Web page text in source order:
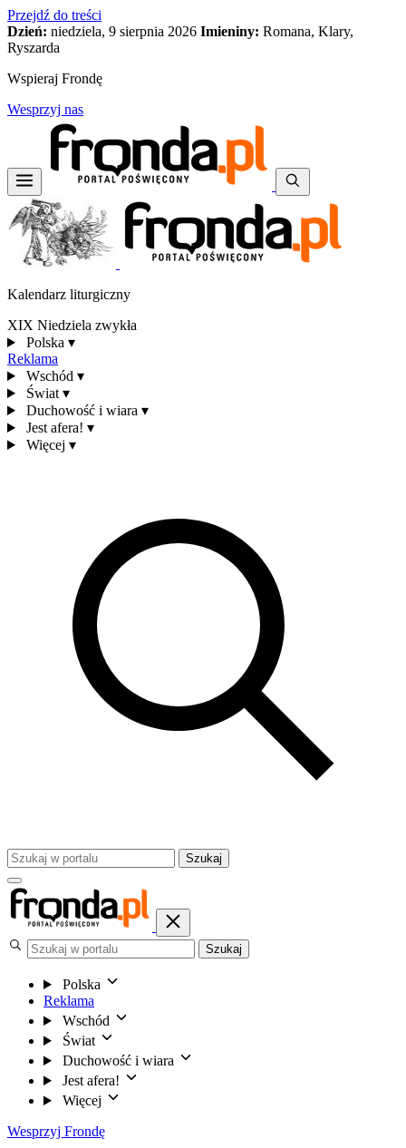
Przejdź do treści
Dzień: niedziela, 9 sierpnia 2026 Imieniny: Romana, Klary,
Ryszarda
Wspieraj Frondę
Wesprzyj nas
Kalendarz liturgiczny
XIX Niedziela zwykła
Polska ▾
Reklama
Wschód ▾
Świat ▾
Duchowość i wiara ▾
Jest afera! ▾
Więcej ▾
Szukaj
Szukaj
Polska
Reklama
Wschód
Świat
Duchowość i wiara
Jest afera!
Więcej
Wesprzyj Frondę